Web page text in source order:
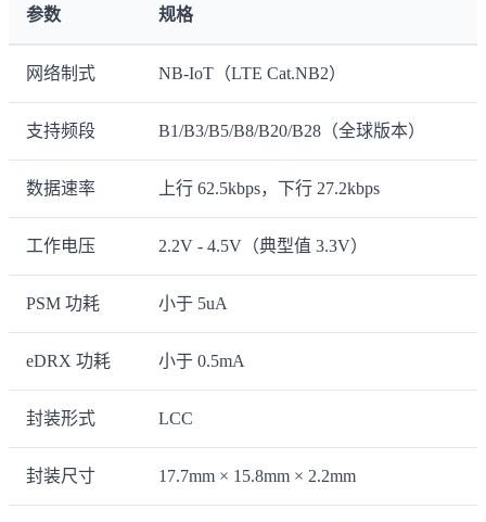
参数 规格
网络制式 NB-IoT（LTE Cat.NB2）
支持频段 B1/B3/B5/B8/B20/B28（全球版本）
数据速率 上行 62.5kbps，下行 27.2kbps
工作电压 2.2V - 4.5V（典型值 3.3V）
PSM 功耗 小于 5uA
eDRX 功耗 小于 0.5mA
封装形式 LCC
封装尺寸 17.7mm × 15.8mm × 2.2mm